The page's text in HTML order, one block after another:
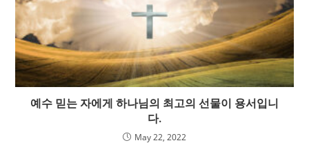
예수 믿는 자에게 하나님의 최고의 선물이 용서입니
다.
May 22, 2022